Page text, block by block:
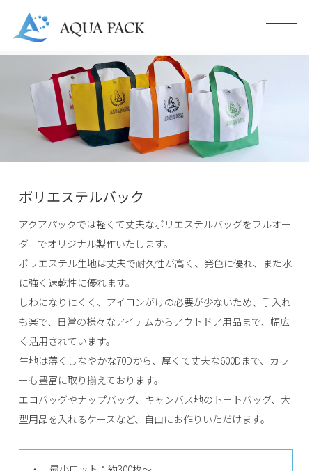
ポリエステルバック
アクアパックでは軽くて丈夫なポリエステルバッグをフルオー
ダーでオリジナル製作いたします。
ポリエステル生地は丈夫で耐久性が高く、発色に優れ、また水
に強く速乾性に優れます。
しわになりにくく、アイロンがけの必要が少ないため、手入れ
も楽で、日常の様々なアイテムからアウトドア用品まで、幅広
く活用されています。
生地は薄くしなやかな70Dから、厚くて丈夫な600Dまで、カラ
ーも豊富に取り揃えております。
エコバッグやナップバッグ、キャンバス地のトートバッグ、大
型用品を入れるケースなど、自由にお作りいただけます。